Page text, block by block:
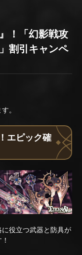
！「幻影戦攻
割引キャンペ
。
エピック確
役立つ武器と防具が